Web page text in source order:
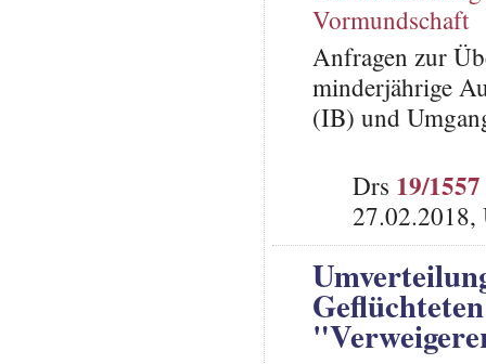
Vormundschaft
Anfragen zur
minderjährige
(IB) und
Drs 19/1557
27.02.2018,